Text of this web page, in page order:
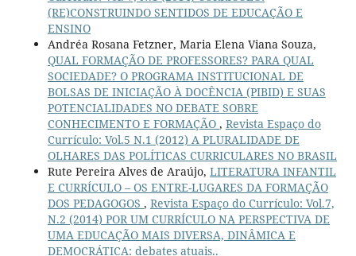
(RE)CONSTRUINDO SENTIDOS DE EDUCAÇÃO E
ENSINO
Andréa Rosana Fetzner, Maria Elena Viana Souza,
QUAL FORMAÇÃO DE PROFESSORES? PARA QUAL
SOCIEDADE? O PROGRAMA INSTITUCIONAL DE
BOLSAS DE INICIAÇÃO À DOCÊNCIA (PIBID) E SUAS
POTENCIALIDADES NO DEBATE SOBRE
CONHECIMENTO E FORMAÇÃO , Revista Espaço do
Currículo: Vol.5 N.1 (2012) A PLURALIDADE DE
OLHARES DAS POLÍTICAS CURRICULARES NO BRASIL
Rute Pereira Alves de Araújo, LITERATURA INFANTIL
E CURRÍCULO – OS ENTRE-LUGARES DA FORMAÇÃO
DOS PEDAGOGOS , Revista Espaço do Currículo: Vol.7,
N.2 (2014) POR UM CURRÍCULO NA PERSPECTIVA DE
UMA EDUCAÇÃO MAIS DIVERSA, DINÂMICA E
DEMOCRÁTICA: debates atuais..